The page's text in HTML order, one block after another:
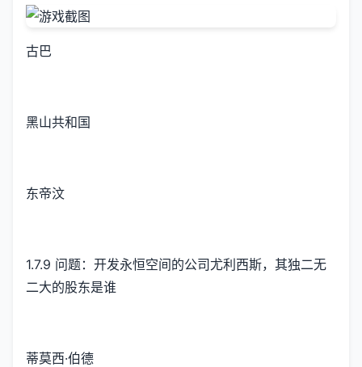
古巴
黑山共和国
东帝汶
1.7.9 问题：开发永恒空间的公司尤利西斯，其独二无
二大的股东是谁
蒂莫西·伯德